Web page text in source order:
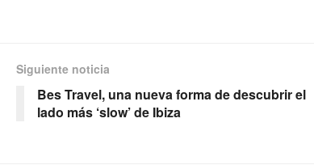
Siguiente noticia
Bes Travel, una nueva forma de descubrir el
lado más ‘slow’ de Ibiza